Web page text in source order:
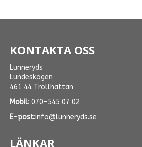
KONTAKTA OSS
Lunneryds
Lundeskogen
461 44 Trollhättan
Mobil: 070-545 07 02
E-post:info@lunneryds.se
LÄNKAR